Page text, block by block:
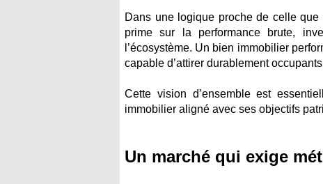
Dans une logique proche de celle
prime sur la performance brute,
l’écosystème. Un bien immobilier
capable d’attirer durablement
Cette vision d’ensemble est
immobilier aligné avec ses objectifs
Un marché qui exige